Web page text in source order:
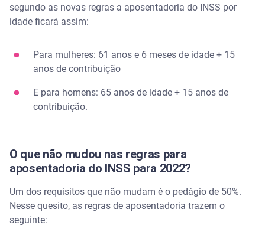
segundo as novas regras a aposentadoria do INSS por
idade ficará assim:
Para mulheres: 61 anos e 6 meses de idade + 15
anos de contribuição
E para homens: 65 anos de idade + 15 anos de
contribuição.
O que não mudou nas regras para
aposentadoria do INSS para 2022?
Um dos requisitos que não mudam é o pedágio de 50%.
Nesse quesito, as regras de aposentadoria trazem o
seguinte: